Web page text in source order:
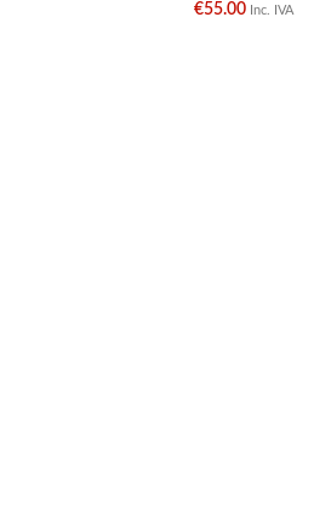
€55.00 Inc. IVA